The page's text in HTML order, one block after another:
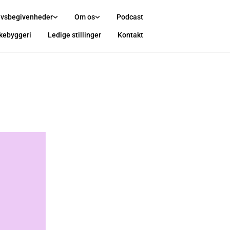
Om os Podcast
Ledige stillinger Kontakt